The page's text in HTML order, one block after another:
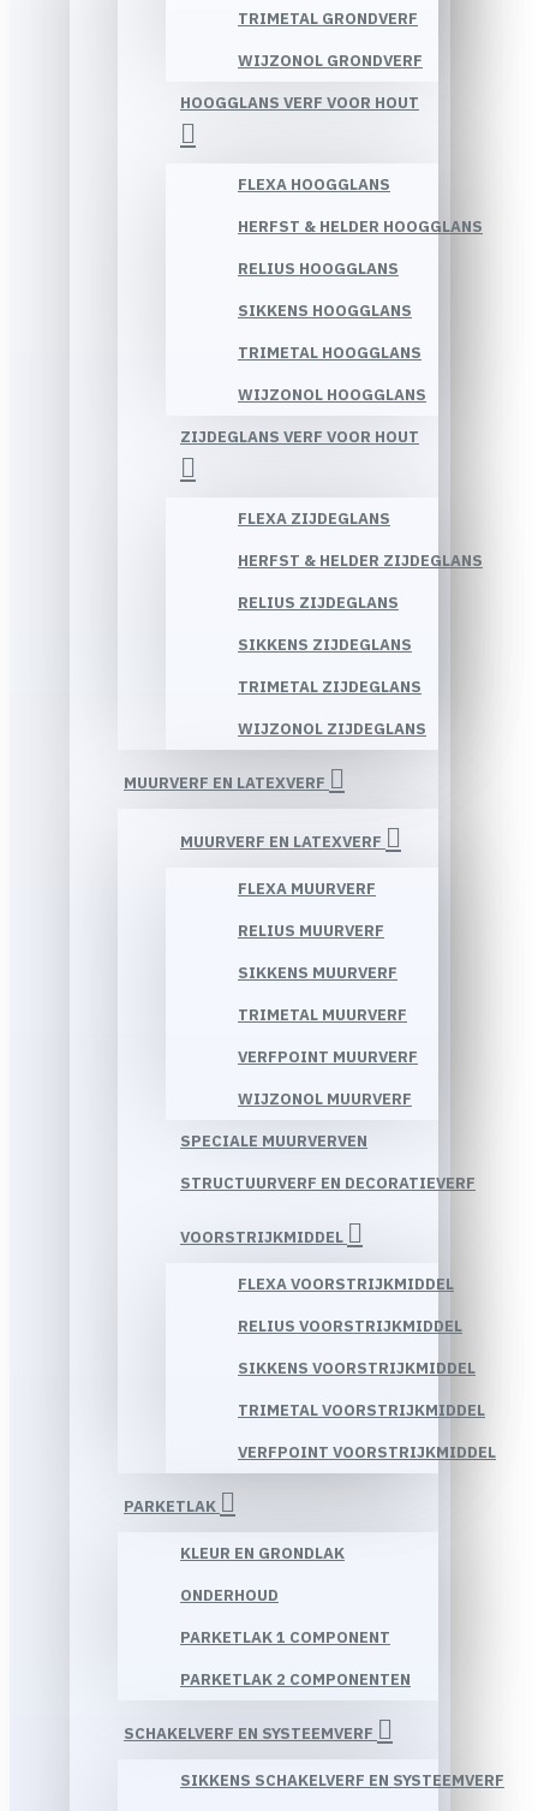
TRIMETAL GRONDVERF
WIJZONOL GRONDVERF
HOOGGLANS VERF VOOR HOUT
FLEXA HOOGGLANS
HERFST & HELDER HOOGGLANS
RELIUS HOOGGLANS
SIKKENS HOOGGLANS
TRIMETAL HOOGGLANS
WIJZONOL HOOGGLANS
ZIJDEGLANS VERF VOOR HOUT
FLEXA ZIJDEGLANS
HERFST & HELDER ZIJDEGLANS
RELIUS ZIJDEGLANS
SIKKENS ZIJDEGLANS
TRIMETAL ZIJDEGLANS
WIJZONOL ZIJDEGLANS
MUURVERF EN LATEXVERF
MUURVERF EN LATEXVERF
FLEXA MUURVERF
RELIUS MUURVERF
SIKKENS MUURVERF
TRIMETAL MUURVERF
VERFPOINT MUURVERF
WIJZONOL MUURVERF
SPECIALE MUURVERVEN
STRUCTUURVERF EN DECORATIEVERF
VOORSTRIJKMIDDEL
FLEXA VOORSTRIJKMIDDEL
RELIUS VOORSTRIJKMIDDEL
SIKKENS VOORSTRIJKMIDDEL
TRIMETAL VOORSTRIJKMIDDEL
VERFPOINT VOORSTRIJKMIDDEL
PARKETLAK
KLEUR EN GRONDLAK
ONDERHOUD
PARKETLAK 1 COMPONENT
PARKETLAK 2 COMPONENTEN
SCHAKELVERF EN SYSTEEMVERF
SIKKENS SCHAKELVERF EN SYSTEEMVERF